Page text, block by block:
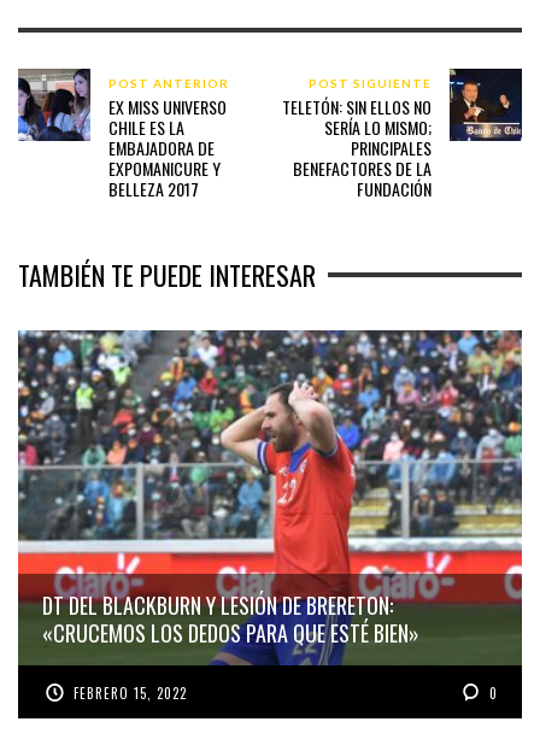
POST ANTERIOR
EX MISS UNIVERSO
CHILE ES LA
EMBAJADORA DE
EXPOMANICURE Y
BELLEZA 2017
POST SIGUIENTE
TELETÓN: SIN ELLOS NO
SERÍA LO MISMO;
PRINCIPALES
BENEFACTORES DE LA
FUNDACIÓN
TAMBIÉN TE PUEDE INTERESAR
DT DEL BLACKBURN Y LESIÓN DE BRERETON:
«CRUCEMOS LOS DEDOS PARA QUE ESTÉ BIEN»
FEBRERO 15, 2022 0